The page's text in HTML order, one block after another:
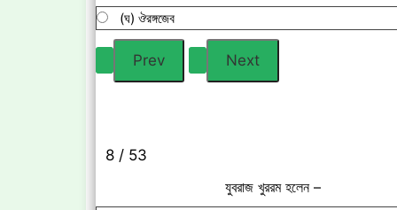
(ঘ) ঔরঙ্গজেব
8 / 53
যুবরাজ খুররম হলেন –